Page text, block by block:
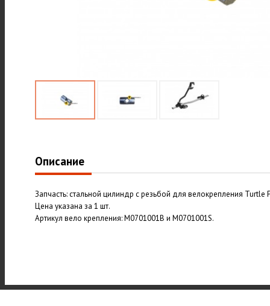
Описание
Запчасть: стальной цилиндр с резьбой для велокрепления Turtle
Цена указана за 1 шт.
Артикул вело крепления: M0701001B и M0701001S.